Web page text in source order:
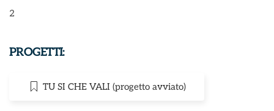
2
PROGETTI:
TU SI CHE VALI (progetto avviato)